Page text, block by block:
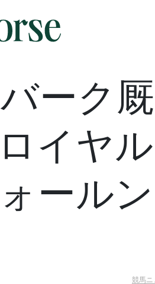
バーク
ロイヤ
ォール
競馬ニ